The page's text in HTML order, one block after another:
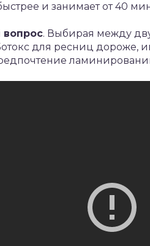
и занимает от 40
вопрос. Выбирая между
для ресниц дороже,